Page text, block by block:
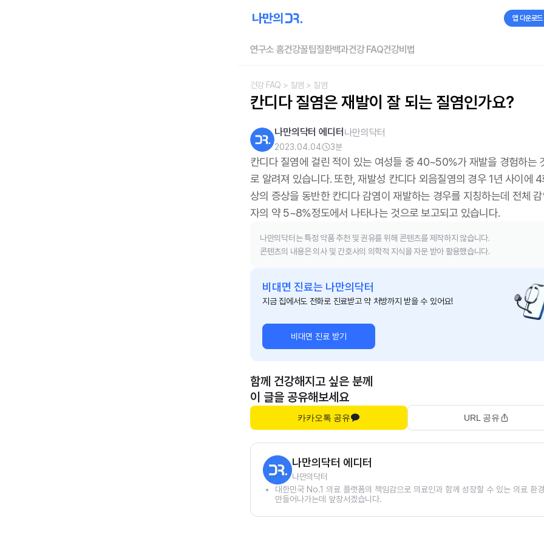
앱 다운로드
연구소 홈건강꿀팁질환백과건강 FAQ건강비법
건강 FAQ > 질염 > 질염
칸디다 질염은 재발이 잘 되는 질염인가요?
나만의닥터 에디터 나만의닥터
2023.04.04 3분
칸디다 질염에 걸린 적이 있는 여성들 중 40~50%가 재발을 경험하는
로 알려져 있습니다. 또한, 재발성 칸디다 외음질염의 경우 1년 사이에
상의 증상을 동반한 칸디다 감염이 재발하는 경우를 지칭하는데 전체
자의 약 5~8%정도에서 나타나는 것으로 보고되고 있습니다.
나만의닥터는 특정 약품 추천 및 권유를 위해 콘텐츠를 제작하지 않습니다.
콘텐츠의 내용은 의사 및 간호사의 의학적 지식을 자문 받아 활용했습니다.
비대면 진료는 나만의닥터
지금 집에서도 전화로 진료받고 약 처방까지 받을 수 있어요!
비대면 진료 받기
함께 건강해지고 싶은 분께
이 글을 공유해보세요
카카오톡 공유 URL 공유
나만의닥터 에디터
나만의닥터
대한민국 No.1 의료 플랫폼의 책임감으로 의료인과 함께 성장할 수 있는 의료 환
만들어나가는데 앞장서겠습니다.